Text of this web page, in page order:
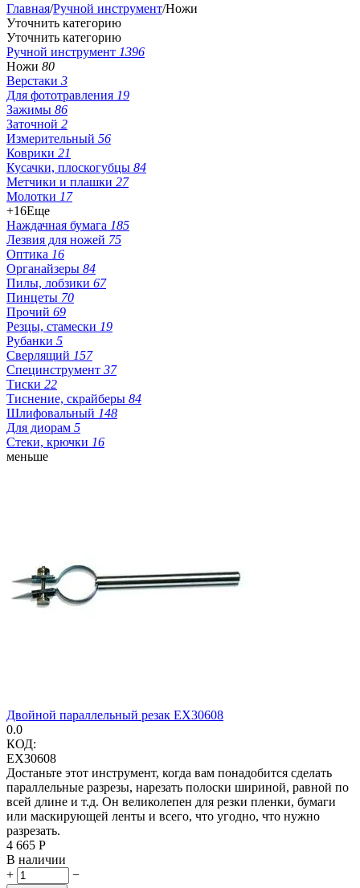
Главная/Ручной инструмент/Ножи
Уточнить категорию
Уточнить категорию
Ручной инструмент 1396
Ножи 80
Верстаки 3
Для фототравления 19
Зажимы 86
Заточной 2
Измерительный 56
Коврики 21
Кусачки, плоскогубцы 84
Метчики и плашки 27
Молотки 17
+16Еще
Наждачная бумага 185
Лезвия для ножей 75
Оптика 16
Органайзеры 84
Пилы, лобзики 67
Пинцеты 70
Прочий 69
Резцы, стамески 19
Рубанки 5
Сверлящий 157
Специнструмент 37
Тиски 22
Тиснение, скрайберы 84
Шлифовальный 148
Для диорам 5
Стеки, крючки 16
меньше
Двойной параллельный резак EX30608
0.0
КОД:
EX30608
Достаньте этот инструмент, когда вам понадобится сделать
параллельные разрезы, нарезать полоски шириной, равной по
всей длине и т.д. Он великолепен для резки пленки, бумаги
или маскирующей ленты и всего, что угодно, что нужно
разрезать.
4 665 Р
В наличии
+
−